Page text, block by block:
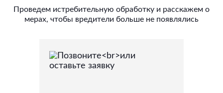
Проведем истребительную обработку и расскажем о
мерах, чтобы вредители больше не появлялись